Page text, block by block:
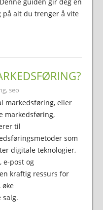
alt du trenger å vite
, seo
markedsføring, eller
markedsføring,
til
som
digitale teknologier,
e-post og
kraftig ressurs for
øke
salg.